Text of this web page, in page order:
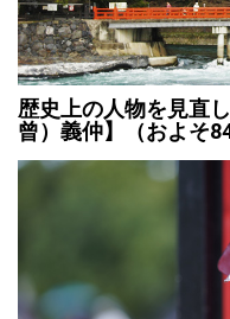
歴史上の人物を見直
曾）義仲】（およそ